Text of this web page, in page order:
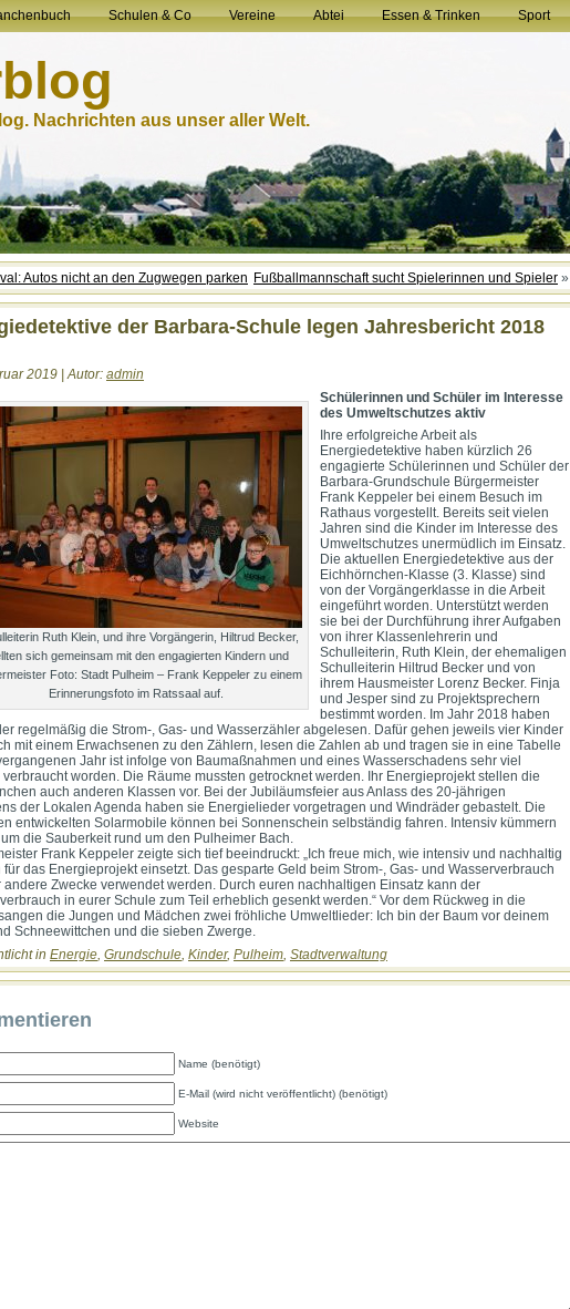
Schulen & Co Vereine Abtei Essen & Trinken Sport
Nachrichten aus unser aller Welt.
Autos nicht an den Zugwegen parken Fußballmannschaft sucht Spielerinnen und Spieler »
der Barbara-Schule legen Jahresbericht 2018
2019 | Autor: admin
Ruth Klein, und ihre Vorgängerin, Hiltrud Becker,
sich gemeinsam mit den engagierten Kindern und
Foto: Stadt Pulheim – Frank Keppeler zu einem
Erinnerungsfoto im Ratssaal auf.
Schülerinnen und Schüler im Interesse
des Umweltschutzes aktiv
Ihre erfolgreiche Arbeit als
Energiedetektive haben kürzlich 26
engagierte Schülerinnen und Schüler der
Barbara-Grundschule Bürgermeister
Frank Keppeler bei einem Besuch im
Rathaus vorgestellt. Bereits seit vielen
Jahren sind die Kinder im Interesse des
Umweltschutzes unermüdlich im Einsatz.
Die aktuellen Energiedetektive aus der
Eichhörnchen-Klasse (3. Klasse) sind
von der Vorgängerklasse in die Arbeit
eingeführt worden. Unterstützt werden
sie bei der Durchführung ihrer Aufgaben
von ihrer Klassenlehrerin und
Schulleiterin, Ruth Klein, der ehemaligen
Schulleiterin Hiltrud Becker und von
ihrem Hausmeister Lorenz Becker. Finja
und Jesper sind zu Projektsprechern
bestimmt worden. Im Jahr 2018 haben
regelmäßig die Strom-, Gas- und Wasserzähler abgelesen. Dafür gehen jeweils vier Kinder
mit einem Erwachsenen zu den Zählern, lesen die Zahlen ab und tragen sie in eine Tabelle
Jahr ist infolge von Baumaßnahmen und eines Wasserschadens sehr viel
verbraucht worden. Die Räume mussten getrocknet werden. Ihr Energieprojekt stellen die
auch anderen Klassen vor. Bei der Jubiläumsfeier aus Anlass des 20-jährigen
der Lokalen Agenda haben sie Energielieder vorgetragen und Windräder gebastelt. Die
entwickelten Solarmobile können bei Sonnenschein selbständig fahren. Intensiv kümmern
die Sauberkeit rund um den Pulheimer Bach.
Frank Keppeler zeigte sich tief beeindruckt: „Ich freue mich, wie intensiv und nachhaltig
für das Energieprojekt einsetzt. Das gesparte Geld beim Strom-, Gas- und Wasserverbrauch
andere Zwecke verwendet werden. Durch euren nachhaltigen Einsatz kann der
in eurer Schule zum Teil erheblich gesenkt werden.“ Vor dem Rückweg in die
die Jungen und Mädchen zwei fröhliche Umweltlieder: Ich bin der Baum vor deinem
Schneewittchen und die sieben Zwerge.
in Energie, Grundschule, Kinder, Pulheim, Stadtverwaltung
Name (benötigt)
E-Mail (wird nicht veröffentlicht) (benötigt)
Website